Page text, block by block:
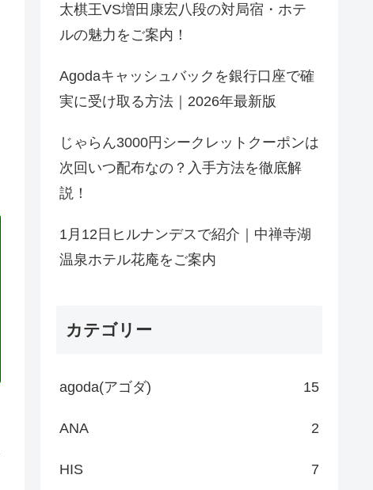
太棋王VS増田康宏八段の対局宿・ホテ
ルの魅力をご案内！
Agodaキャッシュバックを銀行口座で確
実に受け取る方法｜2026年最新版
じゃらん3000円シークレットクーポンは
次回いつ配布なの？入手方法を徹底解
説！
1月12日ヒルナンデスで紹介｜中禅寺湖
温泉ホテル花庵をご案内
カテゴリー
agoda(アゴダ) 15
ANA 2
HIS 7